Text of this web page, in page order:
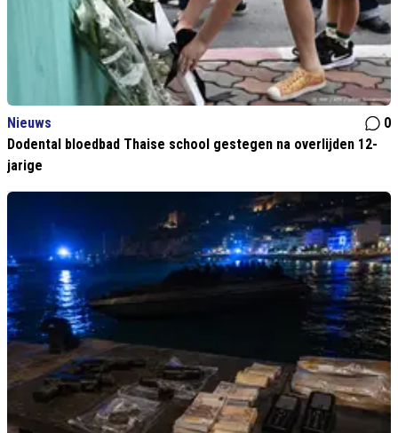
Nieuws
0
Dodental bloedbad Thaise school gestegen na overlijden 12-
jarige